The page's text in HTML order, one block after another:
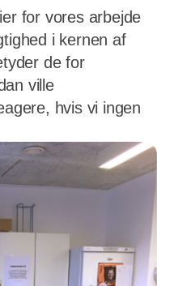
for vores arbejde
i kernen af
de for
ville
hvis vi ingen